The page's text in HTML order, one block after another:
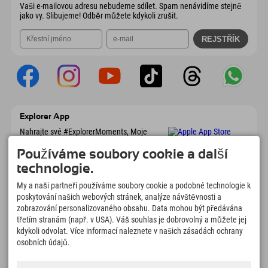
Vaši e-mailovou adresu nebudeme sdílet. Spam nenávidíme stejně
jako vy. Slibujeme! Odběr můžete kdykoli zrušit.
Explorer App
Nahrajte své #ExplorerMoments, Moje
seznamem míst, která chcete navštívit,
přehledem restaurací a mnoha dalšími
věcmi. Stáhněte si hned!
Čas na chvilky objevitelů
166
Horská jezera a
dobrodružné bazény
4.634km
Sjezdovky pro lyžování a
Používáme soubory cookie a další
technologie.
My a naši partneři používáme soubory cookie a podobné technologie k
poskytování našich webových stránek, analýze návštěvnosti a
zobrazování personalizovaného obsahu. Data mohou být předávána
třetím stranám (např. v USA). Váš souhlas je dobrovolný a můžete jej
kdykoli odvolat. Více informací naleznete v našich zásadách ochrany
osobních údajů.